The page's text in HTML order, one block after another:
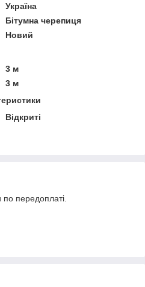
Україна
Бітумна черепиця
Новий
3 м
3 м
Відкриті
по передоплаті.